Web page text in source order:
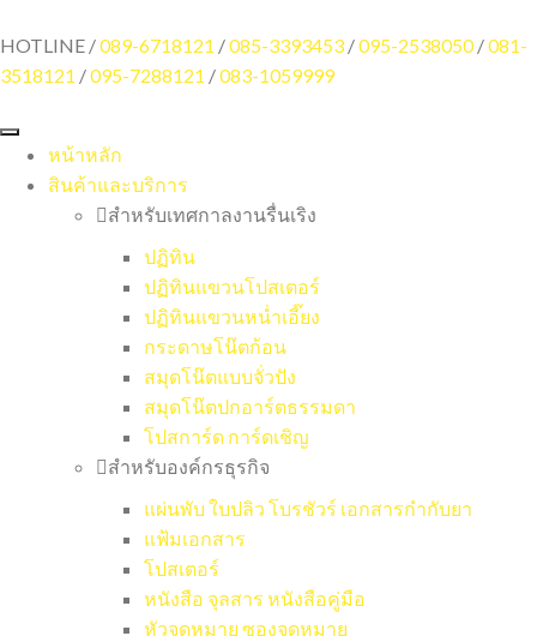
HOTLINE /089-6718121 /085-3393453 /095-2538050/081-
3518121 /095-7288121 /083-1059999
หน้าหลัก
สินค้าและบริการ
สำหรับเทศกาลงานรื่นเริง
ปฏิทิน
ปฏิทินแขวนโปสเตอร์
ปฏิทินแขวนหน่ำเอี๊ยง
กระดาษโน๊ตก้อน
สมุดโน๊ตแบบจั่วปัง
สมุดโน๊ตปกอาร์ตธรรมดา
โปสการ์ด การ์ดเชิญ
สำหรับองค์กรธุรกิจ
แผ่นพับ ใบปลิว โบรชัวร์ เอกสารกำกับยา
แฟ้มเอกสาร
โปสเตอร์
หนังสือ จุลสาร หนังสือคู่มือ
หัวจดหมาย ซองจดหมาย